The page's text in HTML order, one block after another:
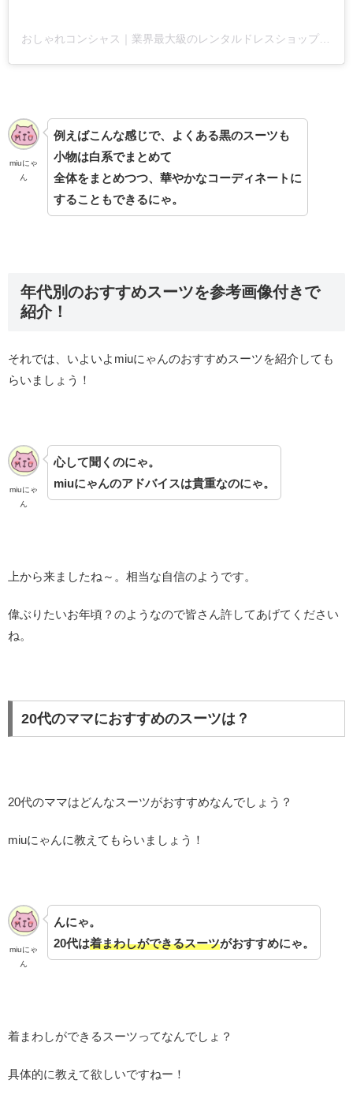
miuにゃ
ん
例えばこんな感じで、よくある黒のスーツも
小物は白系でまとめて
全体をまとめつつ、華やかなコーディネートに
することもできるにゃ。
年代別のおすすめスーツを参考画像付きで
紹介！
それでは、いよいよmiuにゃんのおすすめスーツを紹介しても
らいましょう！
miuにゃ
ん
心して聞くのにゃ。
miuにゃんのアドバイスは貴重なのにゃ。
上から来ましたね～。相当な自信のようです。
偉ぶりたいお年頃？のようなので皆さん許してあげてください
ね。
20代のママにおすすめのスーツは？
20代のママはどんなスーツがおすすめなんでしょう？
miuにゃんに教えてもらいましょう！
miuにゃ
ん
んにゃ。
20代は着まわしができるスーツがおすすめにゃ。
着まわしができるスーツってなんでしょ？
具体的に教えて欲しいですねー！